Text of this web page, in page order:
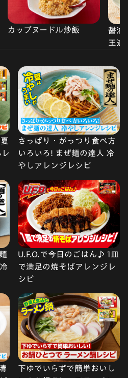
カップヌードル炒飯
醤油
王道
さっぱり・がっつり食べ方
いろいろ! まぜ麺の達人 冷
やしアレンジレシピ
U.F.O.で今日のごはん♪ 1皿
で満足の焼そばアレンジレ
シピ
下ゆでいらずで簡単おいし